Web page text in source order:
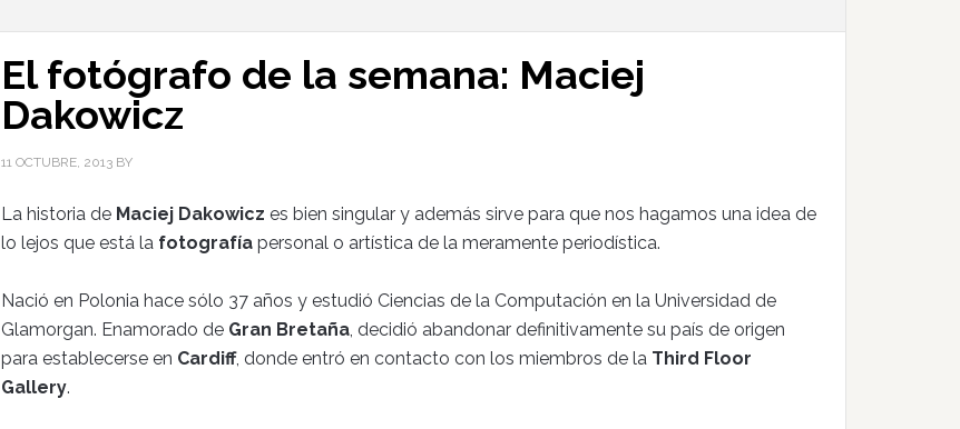
El fotógrafo de la semana: Maciej
Dakowicz
11 OCTUBRE, 2013 BY
La historia de Maciej Dakowicz es bien singular y además sirve para que nos hagamos una idea de
lo lejos que está la fotografía personal o artística de la meramente periodística.
Nació en Polonia hace sólo 37 años y estudió Ciencias de la Computación en la Universidad de
Glamorgan. Enamorado de Gran Bretaña, decidió abandonar definitivamente su país de origen
para establecerse en Cardiff, donde entró en contacto con los miembros de la Third Floor
Gallery.